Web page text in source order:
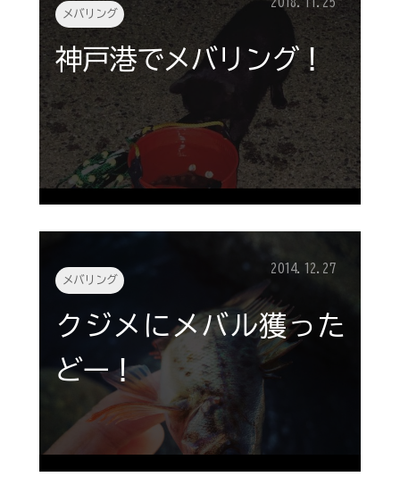
メバリング
神戸港でメバリング！
メバリング
2014.12.27
クジメにメバル獲った
どー！